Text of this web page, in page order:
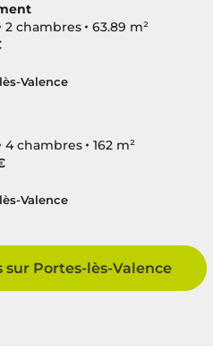
2 chambres
63.89 m²
Valence
4 chambres
162 m²
Valence
sur Portes-lès-Valence